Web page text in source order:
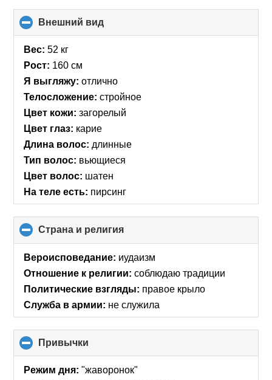
Внешний вид
to
Вес: 52 кг
Рост: 160 см
Я выгляжу: отлично
Телосложение: стройное
Цвет кожи: загорелый
Цвет глаз: карие
Длина волос: длинные
Тип волос: вьющиеся
Цвет волос: шатен
На теле есть: пирсинг
Страна и религия
to
collapse
contents
Вероисповедание: иудаизм
Отношение к религии: соблюдаю традиции
Политические взгляды: правое крыло
Служба в армии: не служила
Привычки
to
collapse
Режим дня: "жаворонок"